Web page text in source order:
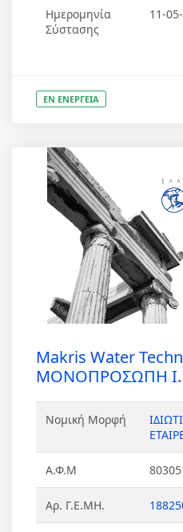
Ημερομηνία
Σύστασης
11-
ΕΝ ΕΝΕΡΓΕΙΑ
Makris Water
ΜΟΝΟΠΡΟΣΩΠΗ
Νομική Μορφή
Α.Φ.Μ
Αρ. Γ.Ε.ΜΗ.